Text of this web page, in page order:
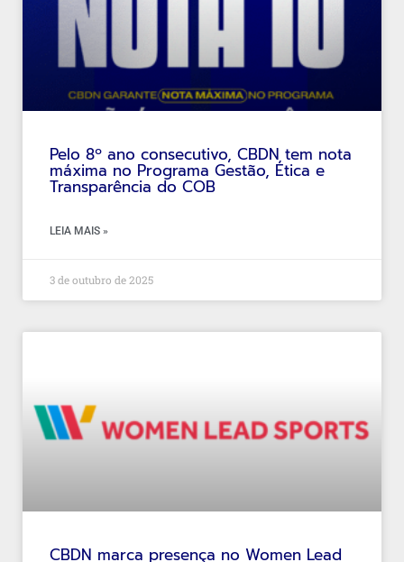
Pelo 8º ano consecutivo, CBDN tem nota
máxima no Programa Gestão, Ética e
Transparência do COB
LEIA MAIS »
3 de outubro de 2025
CBDN marca presença no Women Lead